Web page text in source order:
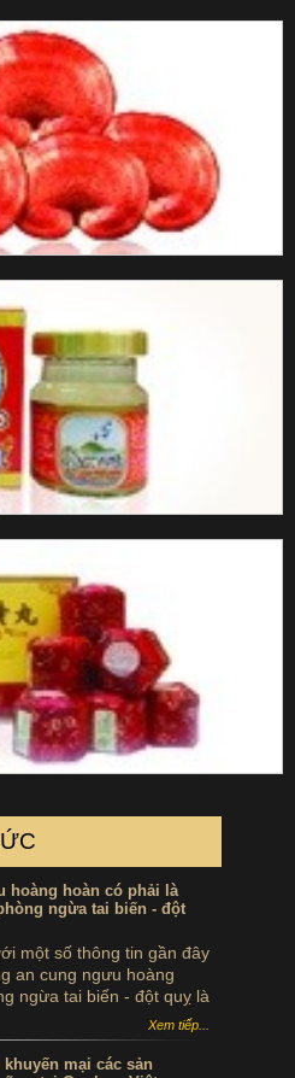
hoàng hoàn có phải là
ngừa tai biến - đột
một số thông tin gần đây
an cung ngưu hoàng
ngừa tai biến - đột quỵ là
hư sản phẩm này ra sao,
phòng tai biến - đột quỵ
Xem tiếp...
mại các sản